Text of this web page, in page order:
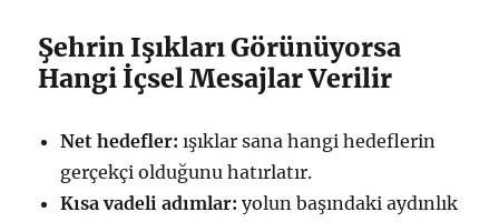
Şehrin Işıkları Görünüyorsa
Hangi İçsel Mesajlar Verilir
Net hedefler: ışıklar sana hangi hedeflerin
gerçekçi olduğunu hatırlatır.
Kısa vadeli adımlar: yolun başındaki aydınlık